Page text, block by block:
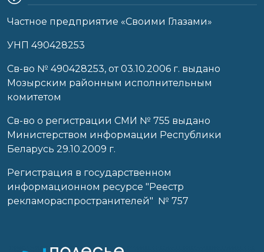
Частное предприятие «Своими Глазами»
УНП 490428253
Cв-во № 490428253, от 03.10.2006 г. выдано
Мозырским районным исполнительным
комитетом
Св-во о регистрации СМИ № 755 выдано
Министерством информации Республики
Беларусь 29.10.2009 г.
Регистрация в государственном
информационном ресурсе "Реестр
рекламораспространителей" № 757